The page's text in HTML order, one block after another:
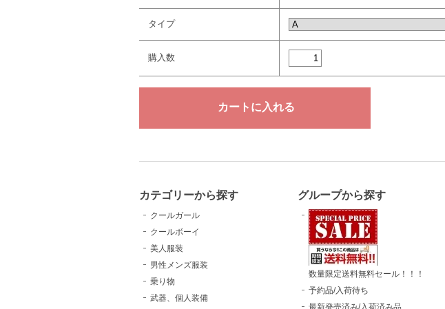
タイプ
購入数
カテゴリーから探す
クールガール
クールボーイ
美人服装
男性メンズ服装
乗り物
武器、個人装備
グループから探す
数量限定送料無料セール！！！
予約品/入荷待ち